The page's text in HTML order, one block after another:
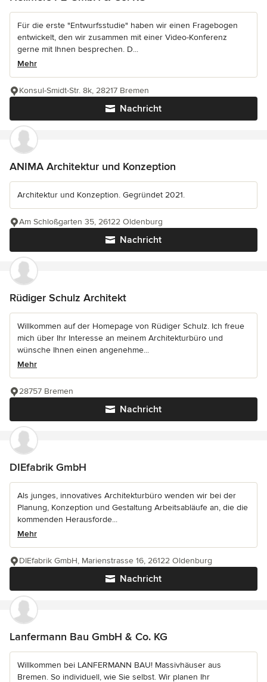
Für die erste "Entwurfsstudie" haben wir einen Fragebogen
entwickelt, den wir zusammen mit einer Video-Konferenz
gerne mit Ihnen besprechen. D...
Mehr
Nachricht
Konsul-Smidt-Str. 8k, 28217 Bremen
ANIMA Architektur und Konzeption
Architektur und Konzeption. Gegründet 2021.
Nachricht
Am Schloßgarten 35, 26122 Oldenburg
Rüdiger Schulz Architekt
Willkommen auf der Homepage von Rüdiger Schulz. Ich freue
mich über Ihr Interesse an meinem Architekturbüro und
wünsche Ihnen einen angenehme...
Mehr
Nachricht
28757 Bremen
DIEfabrik GmbH
Als junges, innovatives Architekturbüro wenden wir bei der
Planung, Konzeption und Gestaltung Arbeitsabläufe an, die die
kommenden Herausforde...
Mehr
Nachricht
DIEfabrik GmbH, Marienstrasse 16, 26122 Oldenburg
Lanfermann Bau GmbH & Co. KG
Willkommen bei LANFERMANN BAU! Massivhäuser aus
Bremen. So individuell, wie Sie selbst. Wir planen Ihr